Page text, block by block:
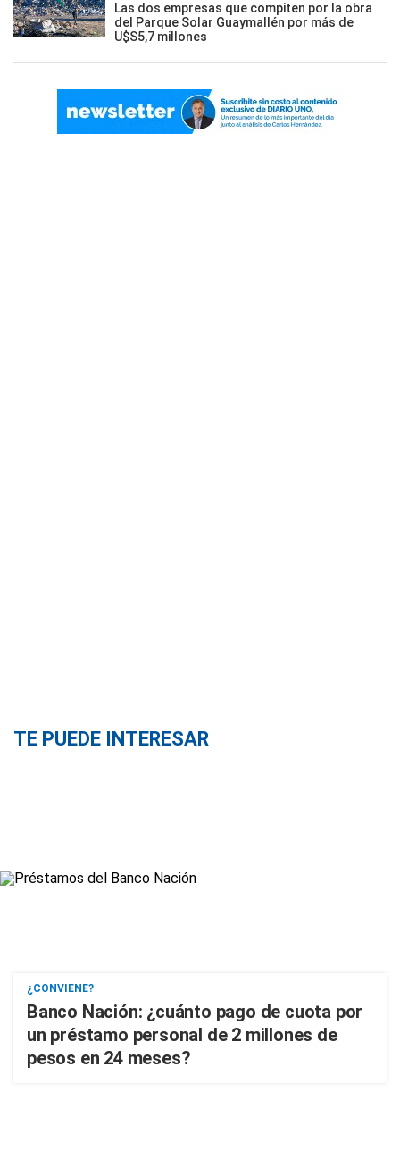
Las dos empresas que compiten por la obra
del Parque Solar Guaymallén por más de
U$S5,7 millones
TE PUEDE INTERESAR
¿CONVIENE?
Banco Nación: ¿cuánto pago de cuota por
un préstamo personal de 2 millones de
pesos en 24 meses?